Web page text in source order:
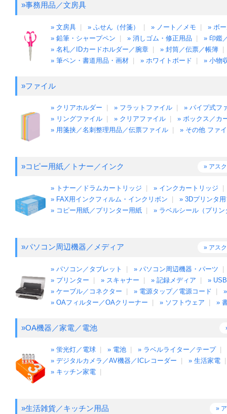
»事務用品／文房具
» 文房具 | » ふせん（付箋） | » ノート／メモ |
» ボ
» 鉛筆・シャープペン | » 消しゴム・修正用品 |
» 印鑑
» 名札／IDカードホルダー／腕章 | » 封筒／伝票／帳簿
» 筆ペン・書道用品・画材 | » ホワイトボード | » 小物
»ファイル
» クリアホルダー » フラットファイル
» パイプ式フ
» リングファイル
» クリアファイル
» ボックス／カ
» 用箋挟／名刺整理用品／伝票ファイル
» その他 ファ
»コピー用紙／トナー／インク » アス
» トナー／ドラムカートリッジ » インクカートリッジ
» FAX用インクフィルム・インクリボン
» 3Dプリンタ
» コピー用紙／プリンター用紙
» ラベルシール（プリン
»パソコン周辺機器／メディア » アス
» パソコン／タブレット | » パソコン周辺機器・パーツ
» プリンター | » スキャナー | » 記録メディア |
»
» ケーブル／コネクター | » 電源タップ／電源コード |
» OAフィルター／OAクリーナー | » ソフトウェア | »
»OA機器／家電／電池
» 蛍光灯／電球 » 電池 » ラベルライター／テープ|
» デジタルカメラ／AV機器／ICレコーダー
» 生活家電
» キッチン家電
»生活雑貨／キッチン用品 »